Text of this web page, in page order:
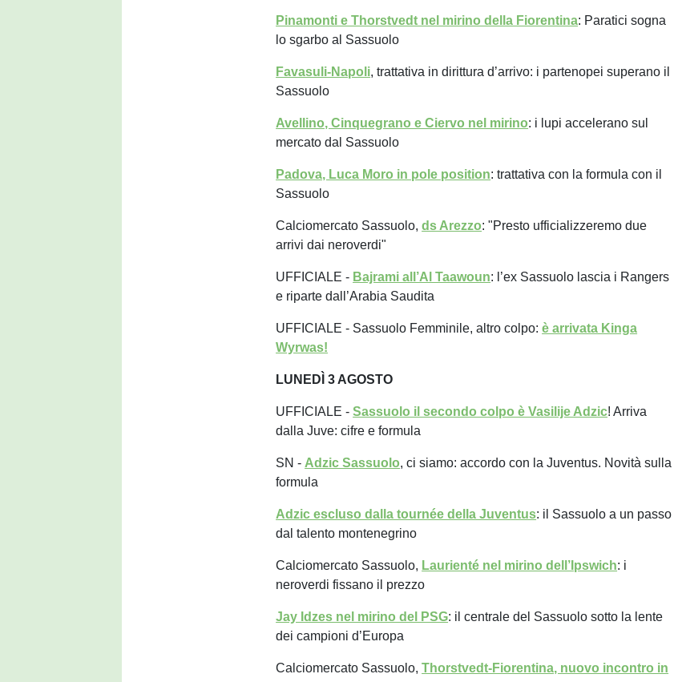
Pinamonti e Thorstvedt nel mirino della Fiorentina: Paratici sogna
lo sgarbo al Sassuolo
Favasuli-Napoli, trattativa in dirittura d’arrivo: i partenopei superano il
Sassuolo
Avellino, Cinquegrano e Ciervo nel mirino: i lupi accelerano sul
mercato dal Sassuolo
Padova, Luca Moro in pole position: trattativa con la formula con il
Sassuolo
Calciomercato Sassuolo,ds Arezzo: "Presto ufficializzeremo due
arrivi dai neroverdi"
UFFICIALE - Bajrami all’Al Taawoun: l’ex Sassuolo lascia i Rangers
e riparte dall’Arabia Saudita
UFFICIALE - Sassuolo Femminile, altro colpo:è arrivata Kinga
Wyrwas!
LUNEDÌ 3 AGOSTO
UFFICIALE -Sassuolo il secondo colpo è Vasilije Adzic! Arriva
dalla Juve: cifre e formula
SN - Adzic Sassuolo, ci siamo: accordo con la Juventus. Novità sulla
formula
Adzic escluso dalla tournée della Juventus: il Sassuolo a un passo
dal talento montenegrino
Calciomercato Sassuolo, Laurienté nel mirino dell’Ipswich: i
neroverdi fissano il prezzo
Jay Idzes nel mirino del PSG: il centrale del Sassuolo sotto la lente
dei campioni d’Europa
Calciomercato Sassuolo,Thorstvedt-Fiorentina, nuovo incontro in